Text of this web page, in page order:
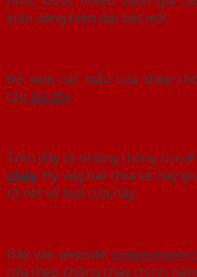
kiểu dáng hiện đại bắt mắt.
Để xem các mẫu cửa thép
cập tại đây.
Trên đây là những thông tin về
cháy. Hy vọng bài chia sẻ này
rõ nét về loại cửa này.
Hãy vào website
cửa thép chống cháy chính